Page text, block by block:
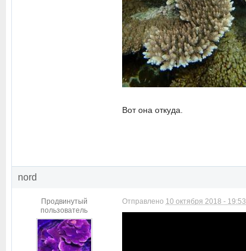
Вот она откуда.
nord
Продвинутый
пользователь
Отправлено 10 октября 2018 - 19:53